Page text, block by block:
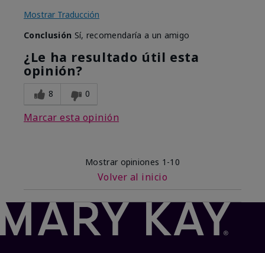
Mostrar Traducción
Conclusión Sí, recomendaría a un amigo
¿Le ha resultado útil esta
opinión?
8 0
Marcar esta opinión
Mostrar opiniones 1-10
Volver al inicio